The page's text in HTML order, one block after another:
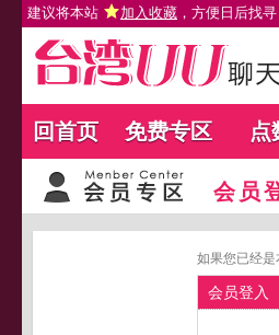
建议将本站 加入收藏 ，方便日后找寻
回首页 免费专区 点
会员
如果您已经
会员登入